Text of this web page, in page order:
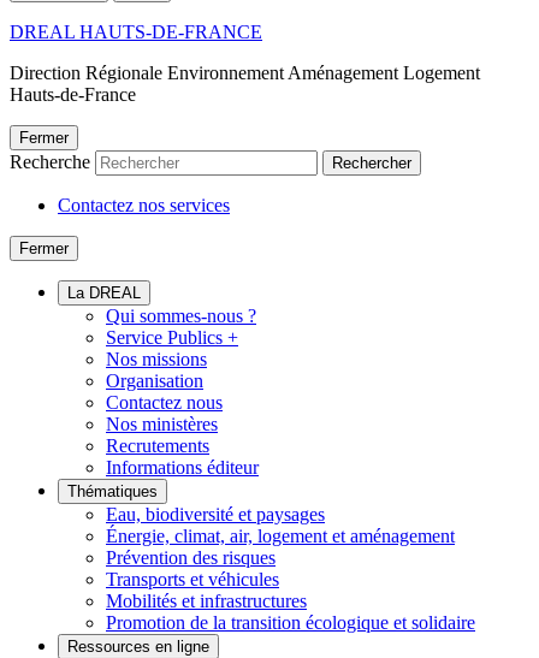
DREAL HAUTS-DE-FRANCE
Direction Régionale Environnement Aménagement Logement
Hauts-de-France
Fermer
Recherche Rechercher
Contactez nos services
Fermer
La DREAL
Qui sommes-nous ?
Service Publics +
Nos missions
Organisation
Contactez nous
Nos ministères
Recrutements
Informations éditeur
Thématiques
Eau, biodiversité et paysages
Énergie, climat, air, logement et aménagement
Prévention des risques
Transports et véhicules
Mobilités et infrastructures
Promotion de la transition écologique et solidaire
Ressources en ligne